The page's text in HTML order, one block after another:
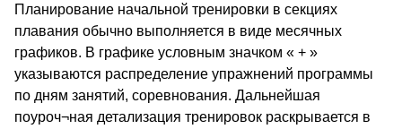
Планирование начальной тренировки в секциях
плавания обычно выполняется в виде месячных
графиков. В графике условным значком « + »
указываются распределение упражнений программы
по дням занятий, соревнования. Дальнейшая
поуроч¬ная детализация тренировок раскрывается в